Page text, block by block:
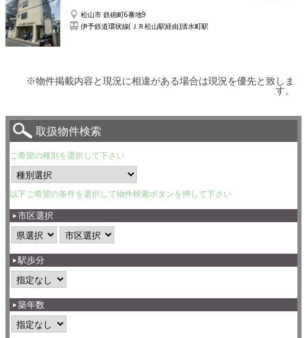
松山市 鉄砲町6番地9
伊予鉄道環状線(ＪＲ松山駅経由)清水町駅
※物件掲載内容と現況に相違がある場合は現況を優先と致しま
す。
取扱物件検索
ご希望の種別を選択して下さい
以下ご希望の条件を選択して物件検索ボタンを押して下さい
市区選択
駅歩分
築年数